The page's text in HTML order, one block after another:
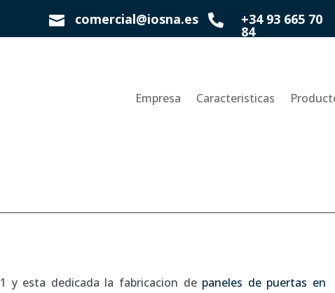
 comercial@iosna.es  +34 93 665 70
84
Empresa Caracteristicas
y esta dedicada la fabricacion de paneles de puertas en